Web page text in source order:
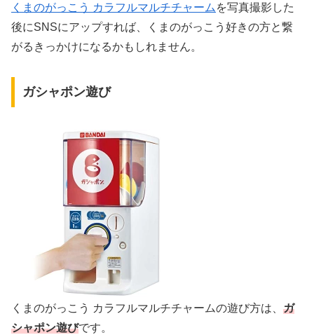
くまのがっこう カラフルマルチチャーム を写真撮影した
後にSNSにアップすれば、くまのがっこう好きの方と繋
がるきっかけになるかもしれません。
ガシャポン遊び
くまのがっこう カラフルマルチチャームの遊び方は、 ガ
シャポン遊びです。